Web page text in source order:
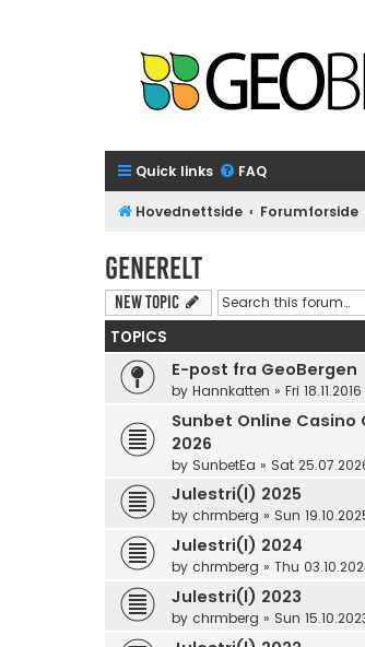
Quick links FAQ
Hovednettside Forumforside
Generelt
New Topic
TOPICS
E-post fra GeoBergen
by Hannkatten » Fri
Sunbet Online Casino
2026
by SunbetEa » Sat
Julestri(l) 2025
by chrmberg » Sun
Julestri(l) 2024
by chrmberg » Thu
Julestri(l) 2023
by chrmberg » Sun